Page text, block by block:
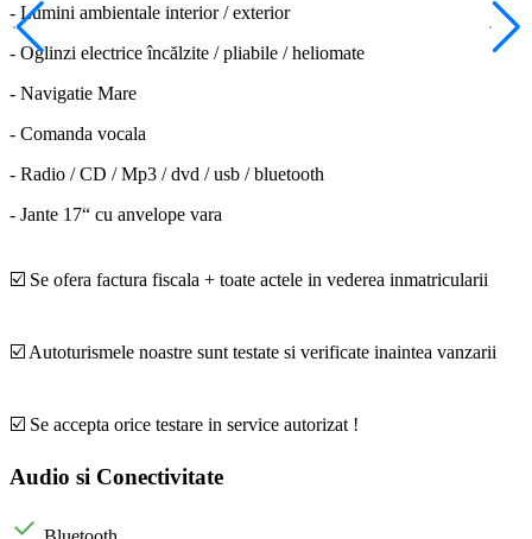
- Lumini ambientale interior / exterior
- Oglinzi electrice încălzite / pliabile / heliomate
- Navigatie Mare
- Comanda vocala
- Radio / CD / Mp3 / dvd / usb / bluetooth
- Jante 17“ cu anvelope vara
☑️ Se ofera factura fiscala + toate actele in vederea inmatricularii
☑️ Autoturismele noastre sunt testate si verificate inaintea vanzarii
☑️ Se accepta orice testare in service autorizat !
Audio si Conectivitate